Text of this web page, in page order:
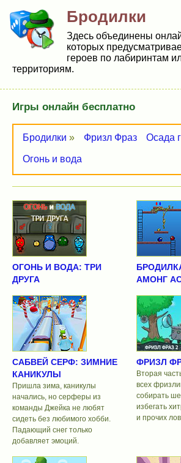
Бродилки
Здесь объединены
которых
героев по лабиринтам
территориям.
Игры онлайн бесплатно
Бродилки » Фризл Фраз Осада
Огонь и вода
ОГОНЬ И ВОДА: ТРИ
ДРУГА
АМОНГ
САБВЕЙ СЕРФ: ЗИМНИЕ
КАНИКУЛЫ
Пришла зима, каникулы
начались, но серферы из
команды Джейка не любят
сидеть без любимого хобби.
Падающий снег только
добавляет эмоций.
ФРИЗЛ
Вторая
всех
собирать
избегать
и прочих